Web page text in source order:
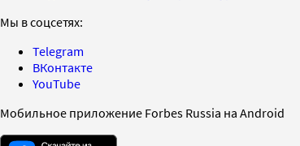
Мы в соцсетях:
Telegram
ВКонтакте
YouTube
Мобильное приложение Forbes Russia на Android